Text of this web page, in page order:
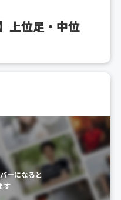
上位足・中位
ーになると
す